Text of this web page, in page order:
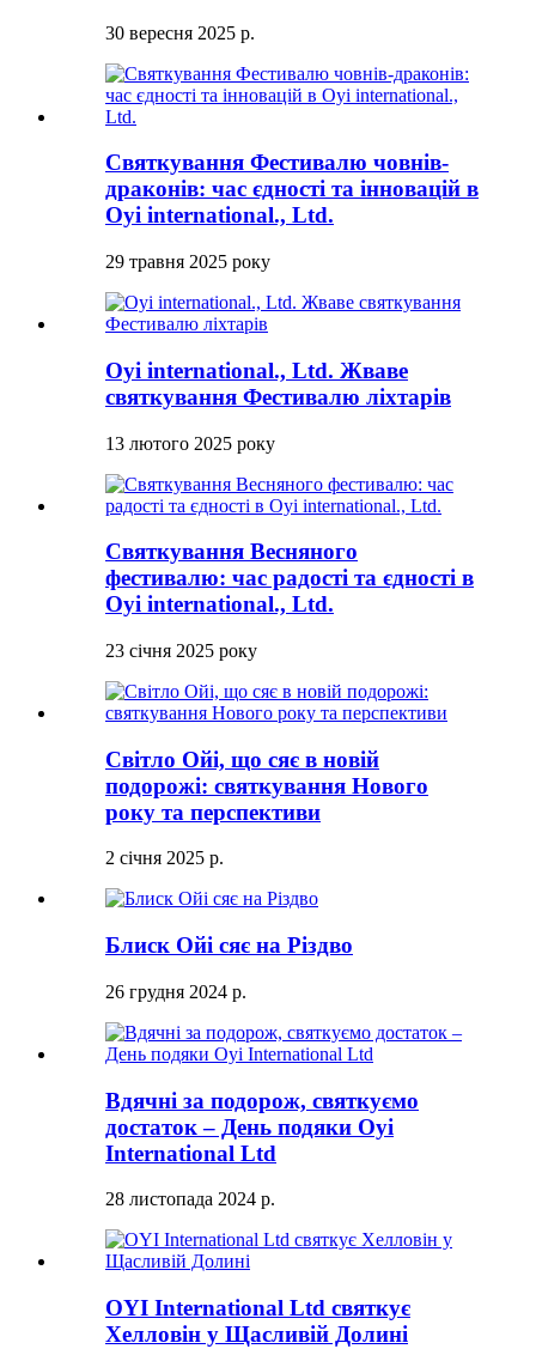
30 вересня 2025 р.
Святкування Фестивалю човнів-
драконів: час єдності та інновацій в
Oyi international., Ltd.
29 травня 2025 року
Oyi international., Ltd. Жваве
святкування Фестивалю ліхтарів
13 лютого 2025 року
Святкування Весняного
фестивалю: час радості та єдності в
Oyi international., Ltd.
23 січня 2025 року
Світло Ойі, що сяє в новій
подорожі: святкування Нового
року та перспективи
2 січня 2025 р.
Блиск Ойі сяє на Різдво
26 грудня 2024 р.
Вдячні за подорож, святкуємо
достаток – День подяки Oyi
International Ltd
28 листопада 2024 р.
OYI International Ltd святкує
Хелловін у Щасливій Долині